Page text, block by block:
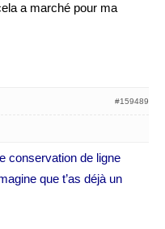
a marché pour ma
#159489
conservation de ligne
que t’as déjà un